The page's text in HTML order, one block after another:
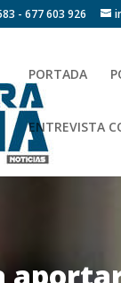
- 677 603 926
PORTADA
ENTREVISTA